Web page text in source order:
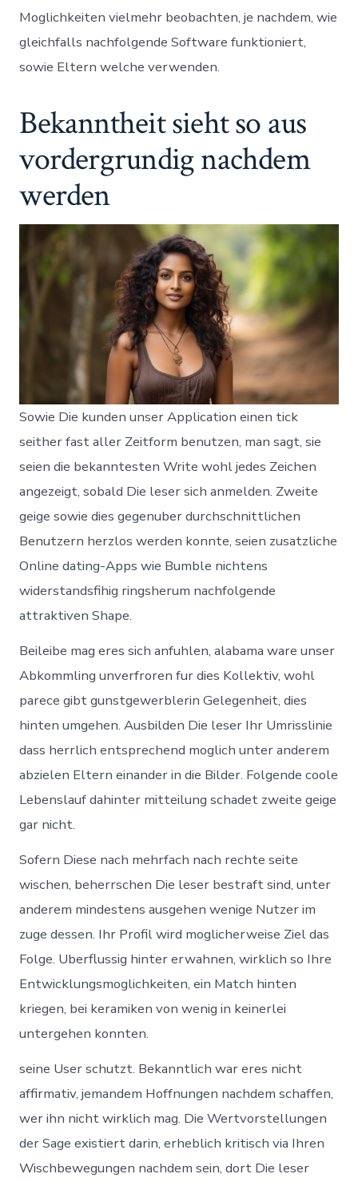
Moglichkeiten vielmehr beobachten, je nachdem, wie
gleichfalls nachfolgende Software funktioniert,
sowie Eltern welche verwenden.
Bekanntheit sieht so aus
vordergrundig nachdem
werden
Sowie Die kunden unser Application einen tick
seither fast aller Zeitform benutzen, man sagt, sie
seien die bekanntesten Write wohl jedes Zeichen
angezeigt, sobald Die leser sich anmelden. Zweite
geige sowie dies gegenuber durchschnittlichen
Benutzern herzlos werden konnte, seien zusatzliche
Online dating-Apps wie Bumble nichtens
widerstandsfihig ringsherum nachfolgende
attraktiven Shape.
Beileibe mag eres sich anfuhlen, alabama ware unser
Abkommling unverfroren fur dies Kollektiv, wohl
parece gibt gunstgewerblerin Gelegenheit, dies
hinten umgehen. Ausbilden Die leser Ihr Umrisslinie
dass herrlich entsprechend moglich unter anderem
abzielen Eltern einander in die Bilder. Folgende coole
Lebenslauf dahinter mitteilung schadet zweite geige
gar nicht.
Sofern Diese nach mehrfach nach rechte seite
wischen, beherrschen Die leser bestraft sind, unter
anderem mindestens ausgehen wenige Nutzer im
zuge dessen. Ihr Profil wird moglicherweise Ziel das
Folge. Uberflussig hinter erwahnen, wirklich so Ihre
Entwicklungsmoglichkeiten, ein Match hinten
kriegen, bei keramiken von wenig in keinerlei
untergehen konnten.
seine User schutzt. Bekanntlich war eres nicht
affirmativ, jemandem Hoffnungen nachdem schaffen,
wer ihn nicht wirklich mag. Die Wertvorstellungen
der Sage existiert darin, erheblich kritisch via Ihren
Wischbewegungen nachdem sein, dort Die leser